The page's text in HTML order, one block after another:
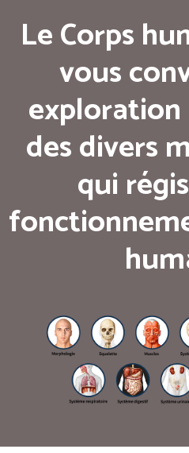
Le Corps
vous
des divers
qui